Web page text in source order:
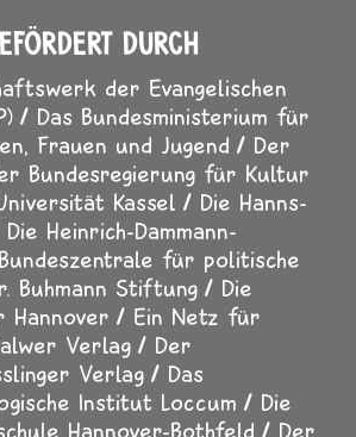
DURCH
der Evangelischen
Das Bundesministerium für
Frauen und Jugend
Der
Bundesregierung für Kultur
Kassel
Die Hanns-
Die Heinrich-Dammann-
für politische
Buhmann Stiftung
Die
Hannover
Ein Netz für
Verlag
Der
Verlag
Das
Institut Loccum
Die
Hannover-Bothfeld
Der